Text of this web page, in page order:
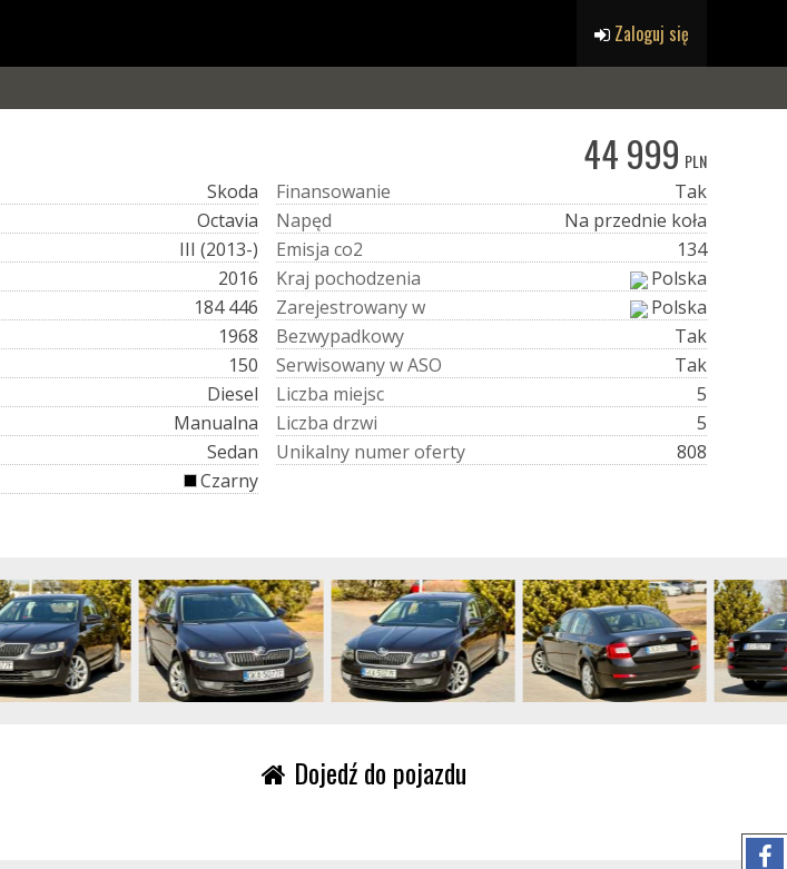
Zaloguj się
44 999 PLN
Skoda
Octavia
III (2013-)
2016
184 446
1968
150
Diesel
Manualna
Sedan
Czarny
Finansowanie
Tak
Napęd
Na przednie koła
Emisja co2
134
Kraj pochodzenia
Polska
Zarejestrowanyw
Polska
Bezwypadkowy
Tak
SerwisowanywASO
Tak
Liczba miejsc
5
Liczba drzwi
5
Unikalny numeroferty 808
Dojedź do pojazdu